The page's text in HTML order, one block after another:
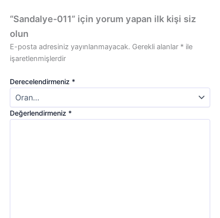
“Sandalye-011” için yorum yapan ilk kişi siz
olun
E-posta adresiniz yayınlanmayacak. Gerekli alanlar * ile
işaretlenmişlerdir
Derecelendirmeniz *
Değerlendirmeniz *